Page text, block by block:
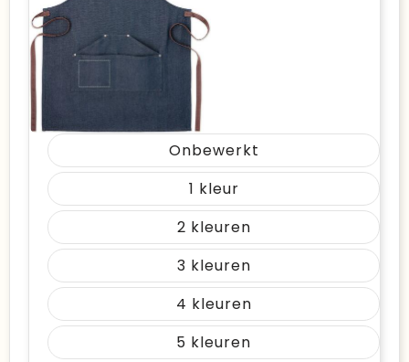
Onbewerkt
1
2
3
4
5